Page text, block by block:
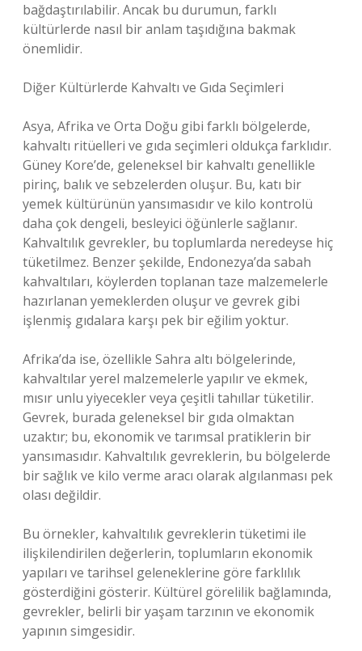
bağdaştırılabilir. Ancak bu durumun, farklı
kültürlerde nasıl bir anlam taşıdığına bakmak
önemlidir.
Diğer Kültürlerde Kahvaltı ve Gıda Seçimleri
Asya, Afrika ve Orta Doğu gibi farklı bölgelerde,
kahvaltı ritüelleri ve gıda seçimleri oldukça farklıdır.
Güney Kore’de, geleneksel bir kahvaltı genellikle
pirinç, balık ve sebzelerden oluşur. Bu, katı bir
yemek kültürünün yansımasıdır ve kilo kontrolü
daha çok dengeli, besleyici öğünlerle sağlanır.
Kahvaltılık gevrekler, bu toplumlarda neredeyse hiç
tüketilmez. Benzer şekilde, Endonezya’da sabah
kahvaltıları, köylerden toplanan taze malzemelerle
hazırlanan yemeklerden oluşur ve gevrek gibi
işlenmiş gıdalara karşı pek bir eğilim yoktur.
Afrika’da ise, özellikle Sahra altı bölgelerinde,
kahvaltılar yerel malzemelerle yapılır ve ekmek,
mısır unlu yiyecekler veya çeşitli tahıllar tüketilir.
Gevrek, burada geleneksel bir gıda olmaktan
uzaktır; bu, ekonomik ve tarımsal pratiklerin bir
yansımasıdır. Kahvaltılık gevreklerin, bu bölgelerde
bir sağlık ve kilo verme aracı olarak algılanması pek
olası değildir.
Bu örnekler, kahvaltılık gevreklerin tüketimi ile
ilişkilendirilen değerlerin, toplumların ekonomik
yapıları ve tarihsel geleneklerine göre farklılık
gösterdiğini gösterir. Kültürel görelilik bağlamında,
gevrekler, belirli bir yaşam tarzının ve ekonomik
yapının simgesidir.